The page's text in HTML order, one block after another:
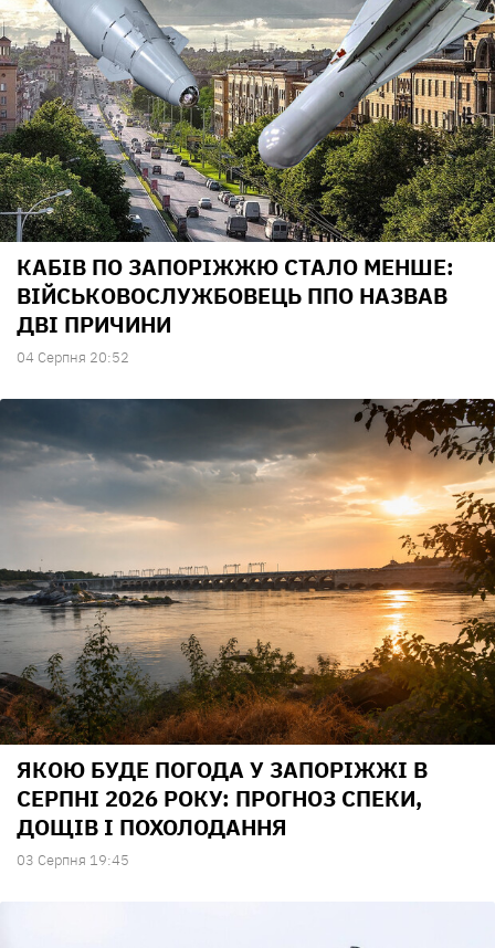
КАБІВ ПО ЗАПОРІЖЖЮ СТАЛО МЕНШЕ:
ВІЙСЬКОВОСЛУЖБОВЕЦЬ ППО НАЗВАВ
ДВІ ПРИЧИНИ
04 Серпня 20:52
ЯКОЮ БУДЕ ПОГОДА У ЗАПОРІЖЖІ В
СЕРПНІ 2026 РОКУ: ПРОГНОЗ СПЕКИ,
ДОЩІВ І ПОХОЛОДАННЯ
03 Серпня 19:45